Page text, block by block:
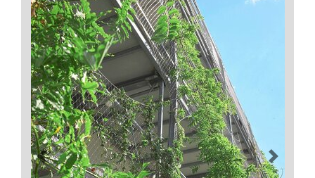
Previous Next